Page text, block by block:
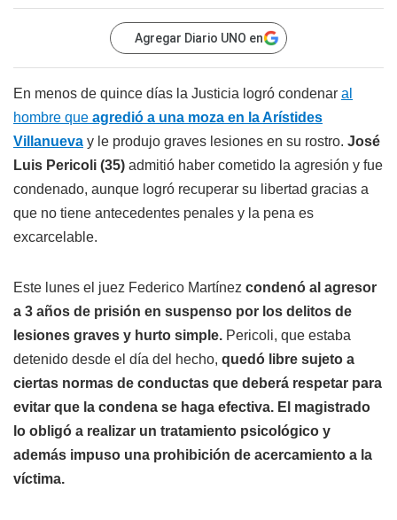
Agregar Diario UNO en
En menos de quince días la Justicia logró condenar al
hombre que agredió a una moza en la Arístides
Villanueva y le produjo graves lesiones en su rostro. José
Luis Pericoli (35) admitió haber cometido la agresión y fue
condenado, aunque logró recuperar su libertad gracias a
que no tiene antecedentes penales y la pena es
excarcelable.
Este lunes el juez Federico Martínez condenó al agresor
a 3 años de prisión en suspenso por los delitos de
lesiones graves y hurto simple. Pericoli, que estaba
detenido desde el día del hecho, quedó libre sujeto a
ciertas normas de conductas que deberá respetar para
evitar que la condena se haga efectiva. El magistrado
lo obligó a realizar un tratamiento psicológico y
además impuso una prohibición de acercamiento a la
víctima.